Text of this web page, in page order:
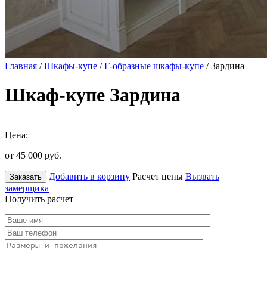
Главная /Шкафы-купе /Г-образные шкафы-купе / Зардина
Шкаф-купе Зардина
Цена:
от 45 000 руб.
Заказать Добавить в корзину Расчет цены Вызвать
замерщика
Получить расчет